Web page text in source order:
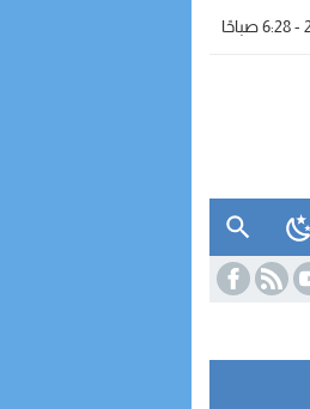
تعلن شغور مقعده